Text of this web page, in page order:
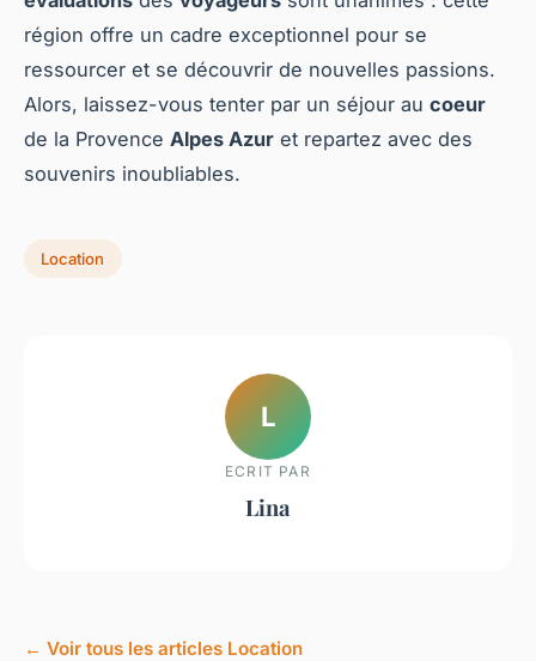
région offre un cadre exceptionnel pour se
ressourcer et se découvrir de nouvelles passions.
Alors, laissez-vous tenter par un séjour au coeur
de la Provence Alpes Azur et repartez avec des
souvenirs inoubliables.
Location
L
ECRIT PAR
Lina
← Voir tous les articles Location